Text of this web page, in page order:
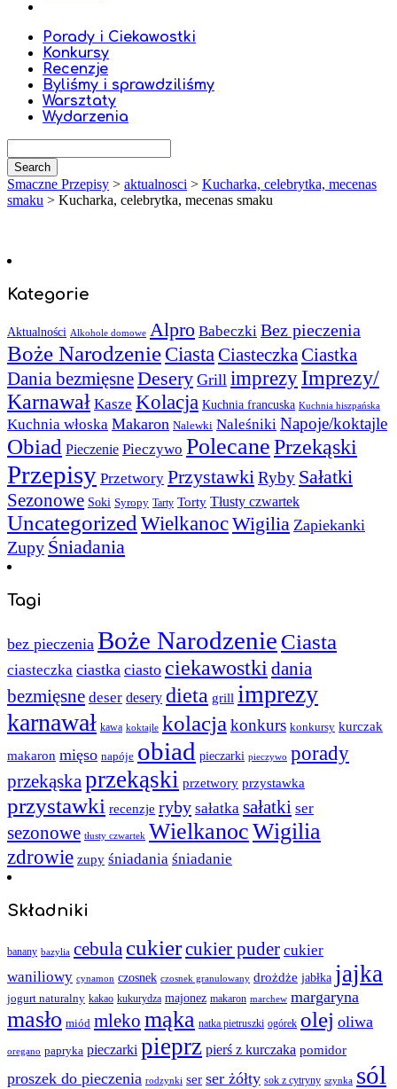
Porady i Ciekawostki
Konkursy
Recenzje
Byliśmy i sprawdziliśmy
Warsztaty
Wydarzenia
Smaczne Przepisy > aktualnosci > Kucharka, celebrytka, mecenas
smaku > Kucharka, celebrytka, mecenas smaku
Kategorie
Aktualności Alkohole domowe Alpro Babeczki Bez pieczenia
Boże NarodzenieCiastaCiasteczkaCiastka
Dania bezmięsneDesery Grill imprezy Imprezy/
Karnawał Kasze Kolacja Kuchnia francuska Kuchnia hiszpańska
Kuchnia włoska Makaron Nalewki Naleśniki Napoje/koktajle
Obiad Pieczenie Pieczywo PolecanePrzekąski
Przepisy Przetwory PrzystawkiRyby Sałatki
Sezonowe Soki Syropy Tarty Torty Tłusty czwartek
UncategorizedWielkanocWigilia Zapiekanki
Zupy Śniadania
Tagi
bez pieczenia Boże Narodzenie Ciasta
ciasteczka ciastka ciasto ciekawostki dania
bezmięsne deser desery dieta grill imprezy
karnawał kawa koktajle kolacja konkurs konkursy kurczak
makaron mięso napóje obiad pieczarki pieczywo porady
przekąskaprzekąski przetwory przystawka
przystawki recenzje ryby sałatka sałatki ser
sezonowe tłusty czwartek WielkanocWigilia
zdrowie zupy śniadania śniadanie
Składniki
banany bazylia cebula cukiercukier puder cukier
waniliowy cynamon czosnek czosnek granulowany drożdże jabłka jajka
jogurt naturalny kakao kukurydza majonez makaron marchew margaryna
masło miód mleko mąka natka pietruszki ogórek olej oliwa
oregano papryka pieczarki pieprz pierś z kurczaka pomidor
proszek do pieczenia rodzynki ser ser żółty sok z cytryny szynka sól